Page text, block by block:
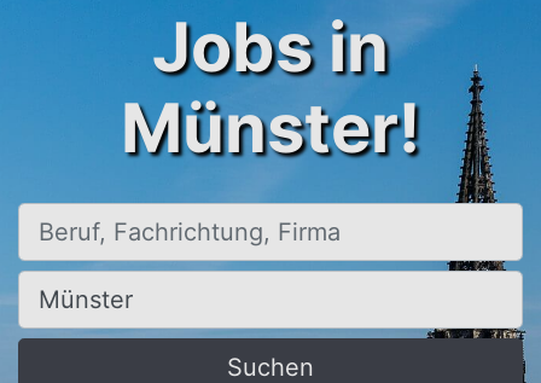
Jobs in
Münster!
Beruf, Fachrichtung, Firma
Ort, Stadt
Suchen